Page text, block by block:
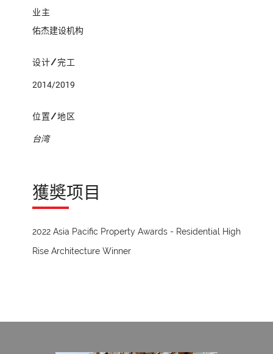
业主
佑杰建设机构
设计/完工
2014/2019
位置/地区
台湾
獲奬项目
2022 Asia Pacific Property Awards - Residential High
Rise Architecture Winner